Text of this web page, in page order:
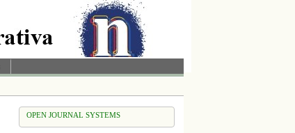
OPEN JOURNAL SYSTEMS